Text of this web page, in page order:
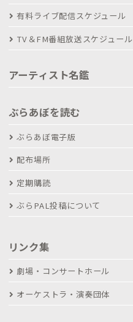
有料ライブ配信スケジュール
TV＆FM番組放送スケジュール
アーティスト名鑑
ぶらあぼを読む
ぶらあぼ電子版
配布場所
定期購読
ぶらPAL投稿について
リンク集
劇場・コンサートホール
オーケストラ・演奏団体